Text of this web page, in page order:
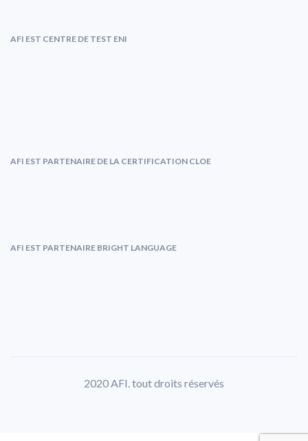
AFI EST CENTRE DE TEST ENI
AFI EST PARTENAIRE DE LA CERTIFICATION CLOE
AFI EST PARTENAIRE BRIGHT LANGUAGE
2020 AFI. tout droits réservés